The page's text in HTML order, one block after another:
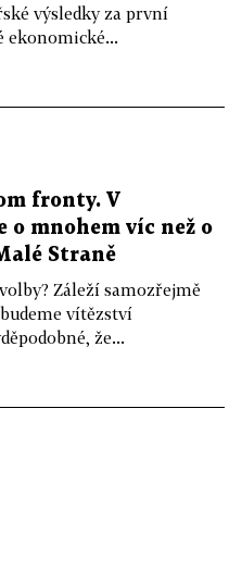
výsledky za první
ekonomické...
fronty. V
o mnohem víc než o
Straně
Záleží samozřejmě
vítězství
že...